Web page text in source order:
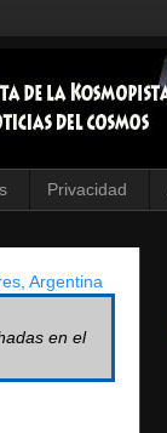
Privacidad
Argentina
en el